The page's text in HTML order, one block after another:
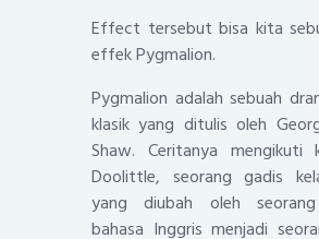
Effect tersebut bisa kita
effek Pygmalion.
Pygmalion adalah sebuah
klasik yang ditulis oleh
Shaw. Ceritanya mengikuti
Doolittle, seorang gadis
yang diubah oleh
bahasa Inggris menjadi